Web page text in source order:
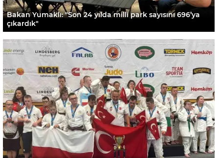
Bakan Yumaklı: "Son 24 yılda milli park sayısını 696’ya
çıkardık"